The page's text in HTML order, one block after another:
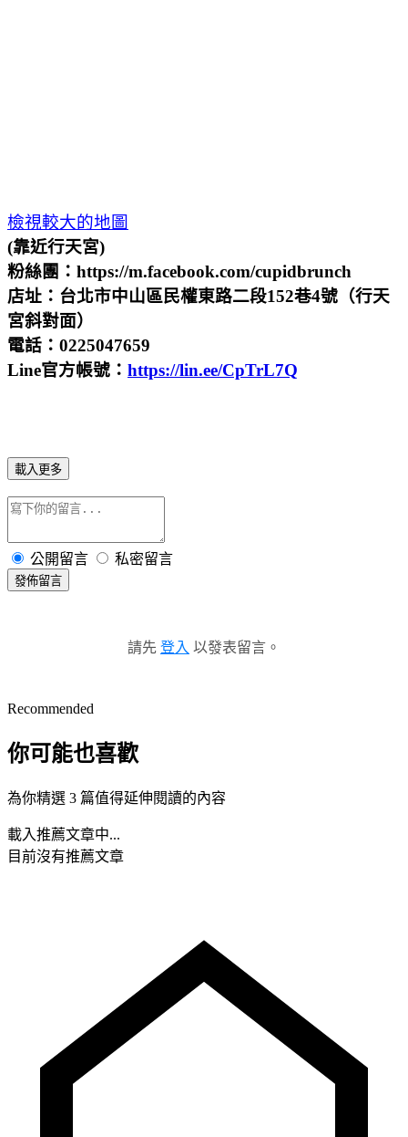
檢視較大的地圖
(靠近行天宮)
粉絲團：https://m.facebook.com/cupidbrunch
店址：台北市中山區民權東路二段152巷4號（行天
宮斜對面）
電話：0225047659
Line官方帳號： https://lin.ee/CpTrL7Q
載入更多
公開留言 私密留言
發佈留言
請先 登入 以發表留言。
Recommended
你可能也喜歡
為你精選 3 篇值得延伸閱讀的內容
載入推薦文章中...
目前沒有推薦文章